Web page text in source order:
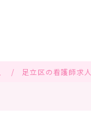
足立区の看護師求人